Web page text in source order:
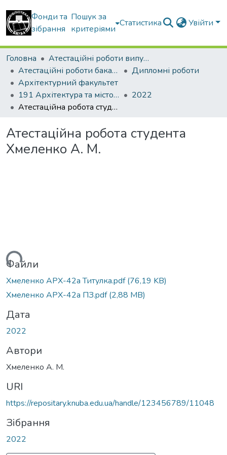
Фонди та
зібрання
Пошук за
критеріями
Статистика Увійти
Головна
Атестаційні роботи випускників
Атестаційні роботи бакалаврів
Дипломні роботи
Архітектурний факультет
191 Архітектура та містобудування
2022
Атестаційна робота студента Хмеленко А. М.
Атестаційна робота студента
Хмеленко А. М.
Файли
Хмеленко АРХ-42а Титулка.pdf(76,19 KB)
Хмеленко АРХ-42а ПЗ.pdf(2,88 MB)
Дата
2022
Автори
Хмеленко А. М.
URI
https://repositary.knuba.edu.ua/handle/123456789/11048
Зібрання
2022